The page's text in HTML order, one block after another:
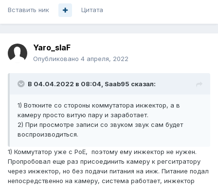
Вставить ник Цитата
Yaro_slaF
Опубликовано 4 апреля, 2022
В 04.04.2022 в 08:04, Saab95 сказал:
1) Воткните со стороны коммутатора инжектор, а в
камеру просто витую пару и заработает.
2) При просмотре записи со звуком звук сам будет
воспроизводиться.
1) Коммутатор уже с PoE, поэтому ему инжектор не нужен.
Пропробовал еще раз присоединить камеру к регситратору
через инжектор, но без подачи питания на инж. Питание подал
непосредственно на камеру, система работает, инжектор